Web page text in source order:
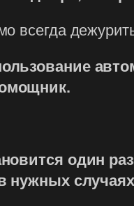
всегда
один
нужных